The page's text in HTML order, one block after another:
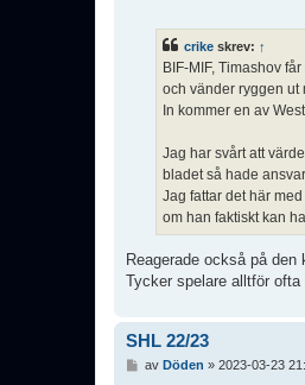
crike skrev: ↑
BIF-MIF, Timashov
och vänder ryggen ut
In kommer en av
Jag har svårt att
bladet så hade
Jag fattar det här
om han faktiskt kan
Reagerade också på
Tycker spelare alltför
SHL 22/23
av Döden » 2023-03-23